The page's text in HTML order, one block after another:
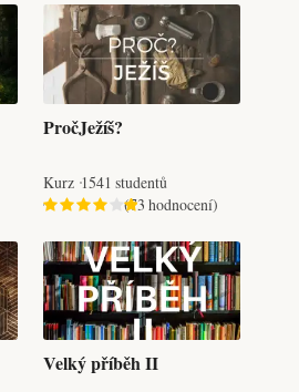
PročJežíš?
Kurz 1541 studentů
(73 hodnocení)
Velký příběh II